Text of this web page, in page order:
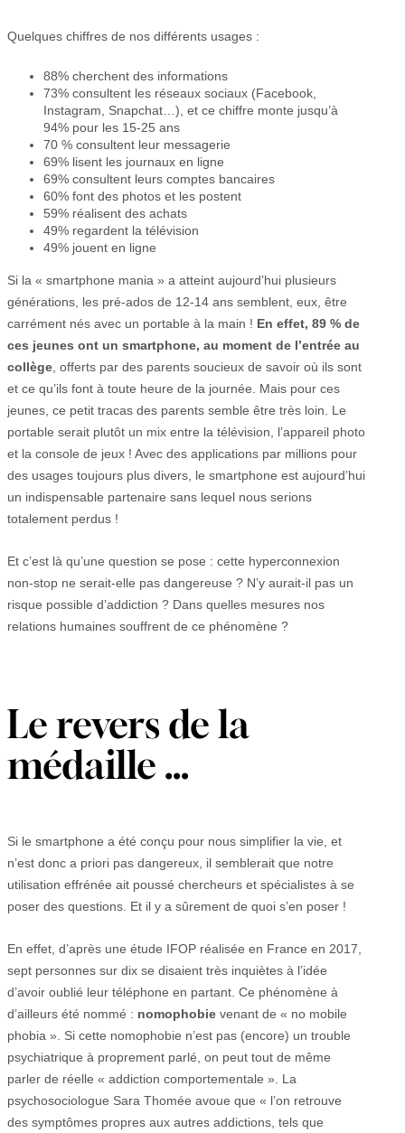
Quelques chiffres de nos différents usages :
88% cherchent des informations
73% consultent les réseaux sociaux (Facebook,
Instagram, Snapchat…), et ce chiffre monte jusqu’à
94% pour les 15-25 ans
70 % consultent leur messagerie
69% lisent les journaux en ligne
69% consultent leurs comptes bancaires
60% font des photos et les postent
59% réalisent des achats
49% regardent la télévision
49% jouent en ligne
Si la « smartphone mania » a atteint aujourd’hui plusieurs
générations, les pré-ados de 12-14 ans semblent, eux, être
carrément nés avec un portable à la main ! En effet, 89 % de
ces jeunes ont un smartphone, au moment de l’entrée au
collège, offerts par des parents soucieux de savoir où ils sont
et ce qu’ils font à toute heure de la journée. Mais pour ces
jeunes, ce petit tracas des parents semble être très loin. Le
portable serait plutôt un mix entre la télévision, l’appareil photo
et la console de jeux ! Avec des applications par millions pour
des usages toujours plus divers, le smartphone est aujourd’hui
un indispensable partenaire sans lequel nous serions
totalement perdus !
Et c’est là qu’une question se pose : cette hyperconnexion
non-stop ne serait-elle pas dangereuse ? N’y aurait-il pas un
risque possible d’addiction ? Dans quelles mesures nos
relations humaines souffrent de ce phénomène ?
Le revers de la
médaille …
Si le smartphone a été conçu pour nous simplifier la vie, et
n’est donc a priori pas dangereux, il semblerait que notre
utilisation effrénée ait poussé chercheurs et spécialistes à se
poser des questions. Et il y a sûrement de quoi s’en poser !
En effet, d’après une étude IFOP réalisée en France en 2017,
sept personnes sur dix se disaient très inquiètes à l’idée
d’avoir oublié leur téléphone en partant. Ce phénomène à
d’ailleurs été nommé : nomophobie venant de « no mobile
phobia ». Si cette nomophobie n’est pas (encore) un trouble
psychiatrique à proprement parlé, on peut tout de même
parler de réelle « addiction comportementale ». La
psychosociologue Sara Thomée avoue que « l’on retrouve
des symptômes propres aux autres addictions, tels que